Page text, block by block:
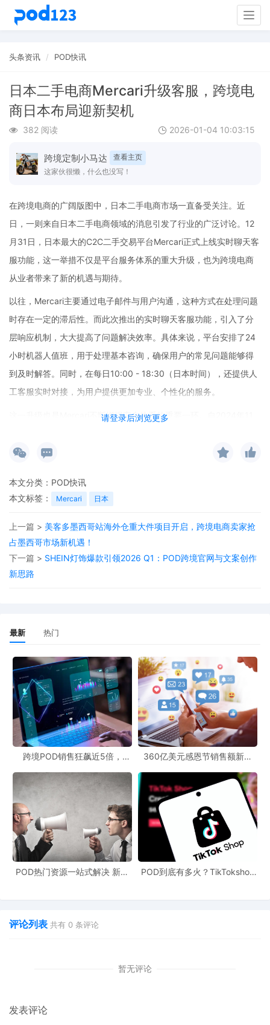
头条资讯 POD快讯
日本二手电商Mercari升级客服，跨境电
商日本布局迎新契机
382 阅读 2026-01-04 10:03:15
跨境定制小马达
查看主页
这家伙很懒，什么也没写！
请登录后浏览更多
在跨境电商的广阔版图中，日本二手电商市场一直备受关注。近
日，一则来自日本二手电商领域的消息引发了行业的广泛讨论。12
月31日，日本最大的C2C二手交易平台Mercari正式上线实时聊天客
服功能，这一举措不仅是平台服务体系的重大升级，也为跨境电商
从业者带来了新的机遇与期待。
以往，Mercari主要通过电子邮件与用户沟通，这种方式在处理问题
时存在一定的滞后性。而此次推出的实时聊天客服功能，引入了分
层响应机制，大大提高了问题解决效率。具体来说，平台安排了24
小时机器人值班，用于处理基本咨询，确保用户的常见问题能够得
到及时解答。同时，在每日10:00 - 18:30（日本时间），还提供人
工客服实时对接，为用户提供更加专业、个性化的服务。
这一升级也是Mercari不断增强安全体系的重要一环。自2024年11
的比例从68%上升至76%，这意味着更多的交易是在安全、可追溯
商品的质量和描述准确性得到了有效提升，用户权益得到了更有力
的保障。
Mercari拥有超过2000万的注册用户，涵盖全品类的二手商品交
易。此次功能更新不仅改善了用户体验，也显示了平台优化跨境交
易环境的决心。对于那些希望通过POD跨境官网和POD跨境社区布
在跨境电商行业，实时掌握跨境最新动态至关重要。Mercari此次的
升级，为其他电商平台提供了一个优秀的范例，也让我们看到了跨
境电商服务体系不断完善的趋势。对于从业者来说，及时了解这些
动态，能够更好地把握市场机遇，在激烈的竞争中脱颖而出。
本文分类： POD快讯
本文标签：
Mercari 日本
上一篇 > 美客多墨西哥站海外仓重大件项目开启，跨境电商卖家抢
占墨西哥市场新机遇！
下一篇 > SHEIN灯饰爆款引领2026 Q1：POD跨境官网与文案创作
新思路
最新 热门
跨境POD销售狂飙近5倍，
360亿美元感恩节销售额新纪
新风潮！
POD热门资源一站式解决 新手
POD到底有多火？TikTokshop
评论列表 共有 0 条评论
暂无评论
发表评论